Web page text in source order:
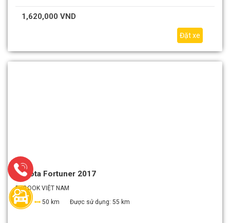
1,620,000 VND
Đặt xe
Toyota Fortuner 2017
EZBOOK VIỆT NAM
7
50 km Được sử dụng: 55 km